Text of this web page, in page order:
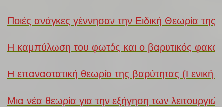
Ποιές ανάγκες γέννησαν την Ειδική Θεωρία της
Η καμπύλωση του φωτός και ο βαρυτικός
Η επαναστατική θεωρία της βαρύτητας (Γενική
Μια νέα θεωρία για την εξήγηση των